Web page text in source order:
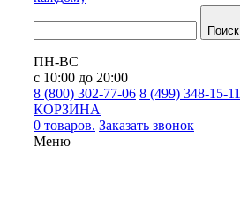
Поиск
ПН-ВС
с 10:00 до 20:00
8 (800) 302-77-06 8 (499) 348-15-11
КОРЗИНА
0 товаров. Заказать звонок
Меню